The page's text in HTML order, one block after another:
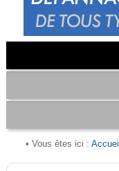
• Vous êtes ici : Accueil